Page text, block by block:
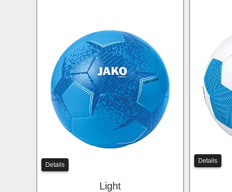
Details
Light
Details